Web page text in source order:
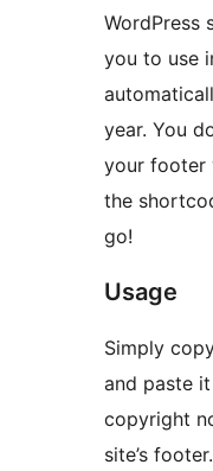
WordPress
you to use
year. You
your footer
the
go!
Usage
Simply
and paste
copyright
site’s footer.